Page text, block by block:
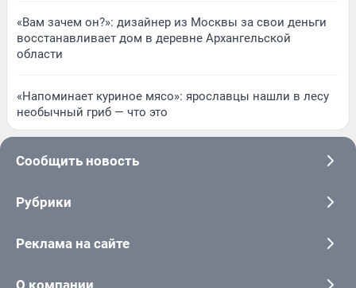
«Вам зачем он?»: дизайнер из Москвы за свои деньги
восстанавливает дом в деревне Архангельской
области
«Напоминает куриное мясо»: ярославцы нашли в лесу
необычный гриб — что это
Сообщить новость
Рубрики
Реклама на сайте
О компании